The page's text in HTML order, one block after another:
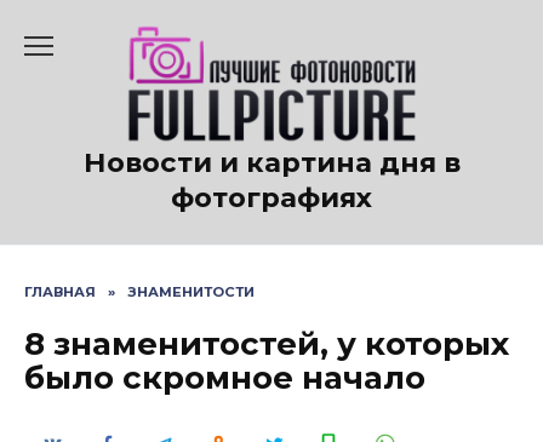
содержанию
Новости и картина дня в
фотографиях
ГЛАВНАЯ » ЗНАМЕНИТОСТИ
8 знаменитостей, у которых
было скромное начало